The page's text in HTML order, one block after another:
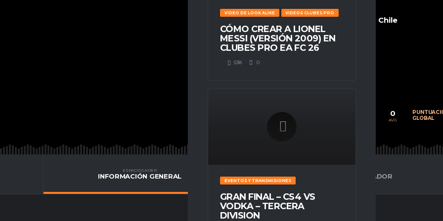
VIDEO DE LOOK ALIKE VIDEOS CLUBES PRO
CÓMO CREAR A LIONEL
MESSI (VERSIÓN 2009) EN
CLUBES PRO EA FC 26
538 0
EVENTOS Y TRANSMISIONES
GRAN FINAL – CS4 VS
VODKA – TERCERA
DIVISION
Chile
CALIFICACIÓN
0
AVG
GLOBAL
ESPACIO GAMER
INFORMACIÓN GENERAL ESTADÍSTICAS DEL JUGADOR